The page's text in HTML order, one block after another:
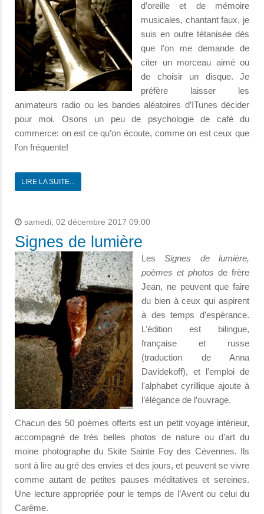
d’oreille et de mémoire
musicales, chantant faux, je
suis en outre tétanisée dès
que l’on me demande de
citer un morceau aimé ou
de choisir un disque. Je
préfère laisser les
animateurs radio ou les bandes aléatoires d’ITunes décider
pour moi. Osons un peu de psychologie de café du
commerce: on est ce qu’on écoute, comme on est ceux que
l’on fréquente!
LIRE LA SUITE...
samedi, 02 décembre 2017 09:00
Signes de lumière
LesSignes de lumière,
poèmes et photos de frère
Jean, ne peuvent que faire
du bien à ceux qui aspirent
à des temps d’espérance.
L’édition est bilingue,
française et russe
(traduction de Anna
Davidekoff), et l’emploi de
l'alphabet cyrillique ajoute à
l’élégance de l’ouvrage.
Chacun des 50 poèmes offerts est un petit voyage intérieur,
accompagné de très belles photos de nature ou d’art du
moine photographe du Skite Sainte Foy des Cévennes. Ils
sont à lire au gré des envies et des jours, et peuvent se vivre
comme autant de petites pauses méditatives et sereines.
Une lecture appropriée pour le temps de l’Avent ou celui du
Carême.